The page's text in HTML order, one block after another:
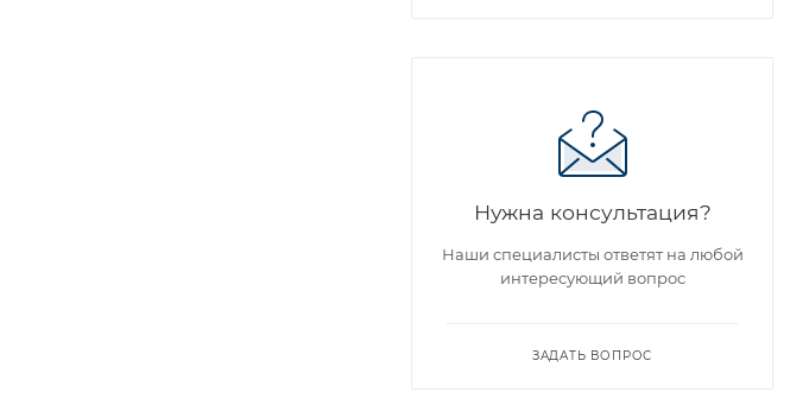
Нужна консультация?
Наши специалисты ответят на любой
интересующий вопрос
ЗАДАТЬ ВОПРОС